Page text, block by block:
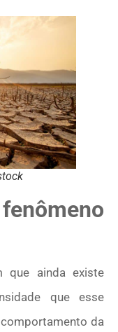
que ainda existe
que esse
da